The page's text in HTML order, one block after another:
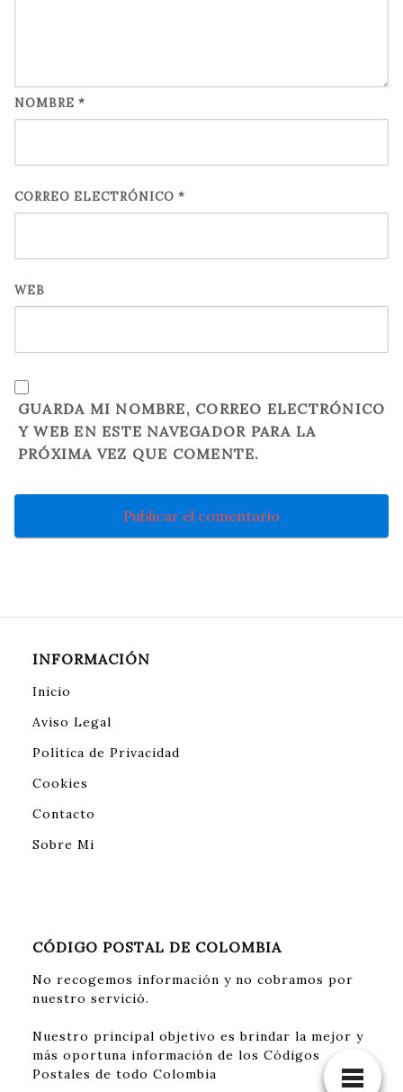
NOMBRE *
CORREO ELECTRÓNICO *
WEB
GUARDA MI NOMBRE, CORREO ELECTRÓNICO
Y WEB EN ESTE NAVEGADOR PARA LA
PRÓXIMA VEZ QUE COMENTE.
INFORMACIÓN
Inicio
Aviso Legal
Política de Privacidad
Cookies
Contacto
Sobre Mi
CÓDIGO POSTAL DE COLOMBIA
No recogemos información y no cobramos por
nuestro servició.
Nuestro principal objetivo es brindar la mejor y
más oportuna información de los Códigos
Postales de todo Colombia